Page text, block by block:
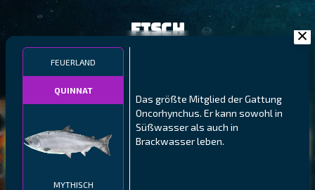
FEUERLAND
QUINNAT
MYTHISCH
Das größte Mitglied der Gattung
Oncorhynchus. Er kann sowohl in
Süßwasser als auch in
Brackwasser leben.
Fisch
GESTRECKTER
SCHABEMUND-
BUNTBARSCH
NÖRDLICHE FJORDE
ATLANTISCHER LENG
GALAPAGOS-INSELN